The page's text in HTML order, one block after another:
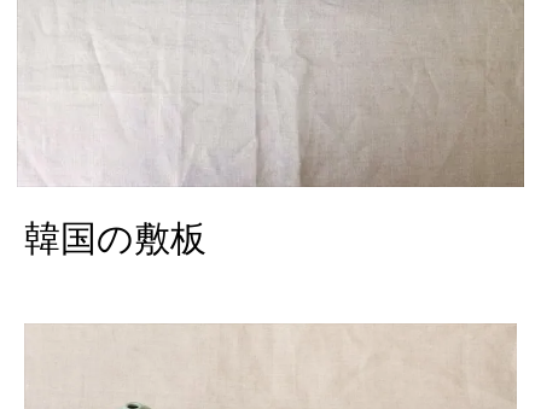
韓国の敷板